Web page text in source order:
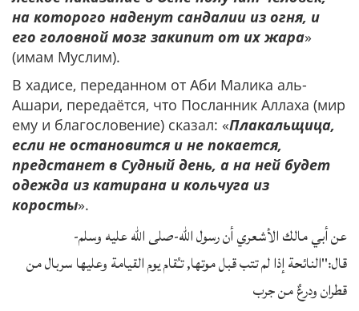
на которого наденут сандалии из огня, и
его головной мозг закипит от их жара»
(имам Муслим).
В хадисе, переданном от Аби Малика аль-
Ашари, передаётся, что Посланник Аллаха (мир
ему и благословение) сказал: «Плакальщица,
если не остановится и не покается,
предстанет в Судный день, а на ней будет
одежда из катирана и кольчуга из
коросты».
عن أبي مالك الأشعري أن رسول الله-صلى الله عليه وسلم-
قال:"النائحة إذا لم تتب قبل موتها, تـُقام يوم القيامة وعليها سربال من
قطران ودرعٌ من جرب